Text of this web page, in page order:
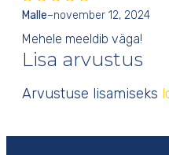
Malle–november 12, 2024
Mehele meeldib väga!
Lisa arvustus
Arvustuse lisamiseks